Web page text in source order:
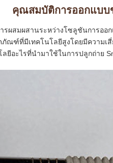
คุณสมบัติการออกแบบ
รผสมผสานระหว่างโซลูชันการอ
ณฑ์ที่มีเทคโนโลยีสูงโดยมีความเ
ยีอะไรที่นำมาใช้ในการปลูกถ่าย